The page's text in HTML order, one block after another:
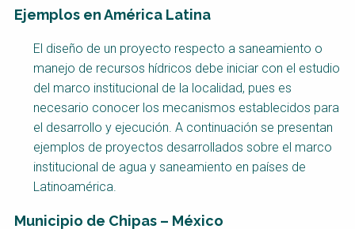
Humanitarian Crises
Arctic WASH Online
Course
NaWaTech
SSWM University
Course
Impact with Water
Businesses
Building Your Water &
Climate Career
Gestión de agua y
saneamiento
sostenible en zonas
rurales
Water & Wastewater
Treatment, Monitoring
and Reuse in India
Ejemplos en América Latina
El diseño de un proyecto respecto a saneamiento o
manejo de recursos hídricos debe iniciar con el estudio
del marco institucional de la localidad, pues es
necesario conocer los mecanismos establecidos para
el desarrollo y ejecución. A continuación se presentan
ejemplos de proyectos desarrollados sobre el marco
institucional de agua y saneamiento en países de
Latinoamérica.
Municipio de Chipas – México